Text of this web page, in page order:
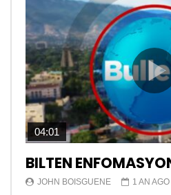
04:01
BILTEN
JOHN BOISGUENE 1 AN AGO